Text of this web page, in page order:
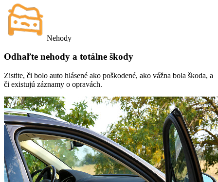
Nehody
Odhaľte nehody a totálne škody
Zistite, či bolo auto hlásené ako poškodené, ako vážna bola škoda, a
či existujú záznamy o opravách.